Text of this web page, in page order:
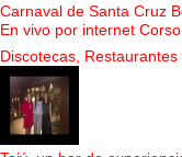
Carnaval de Santa Cruz
En vivo por internet
Discotecas, Restaurantes